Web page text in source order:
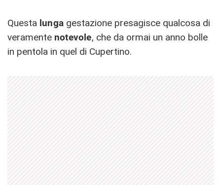
Questa lunga gestazione presagisce qualcosa di
veramente notevole, che da ormai un anno bolle
in pentola in quel di Cupertino.